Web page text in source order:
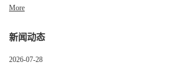
More
新闻动态
2026-07-28